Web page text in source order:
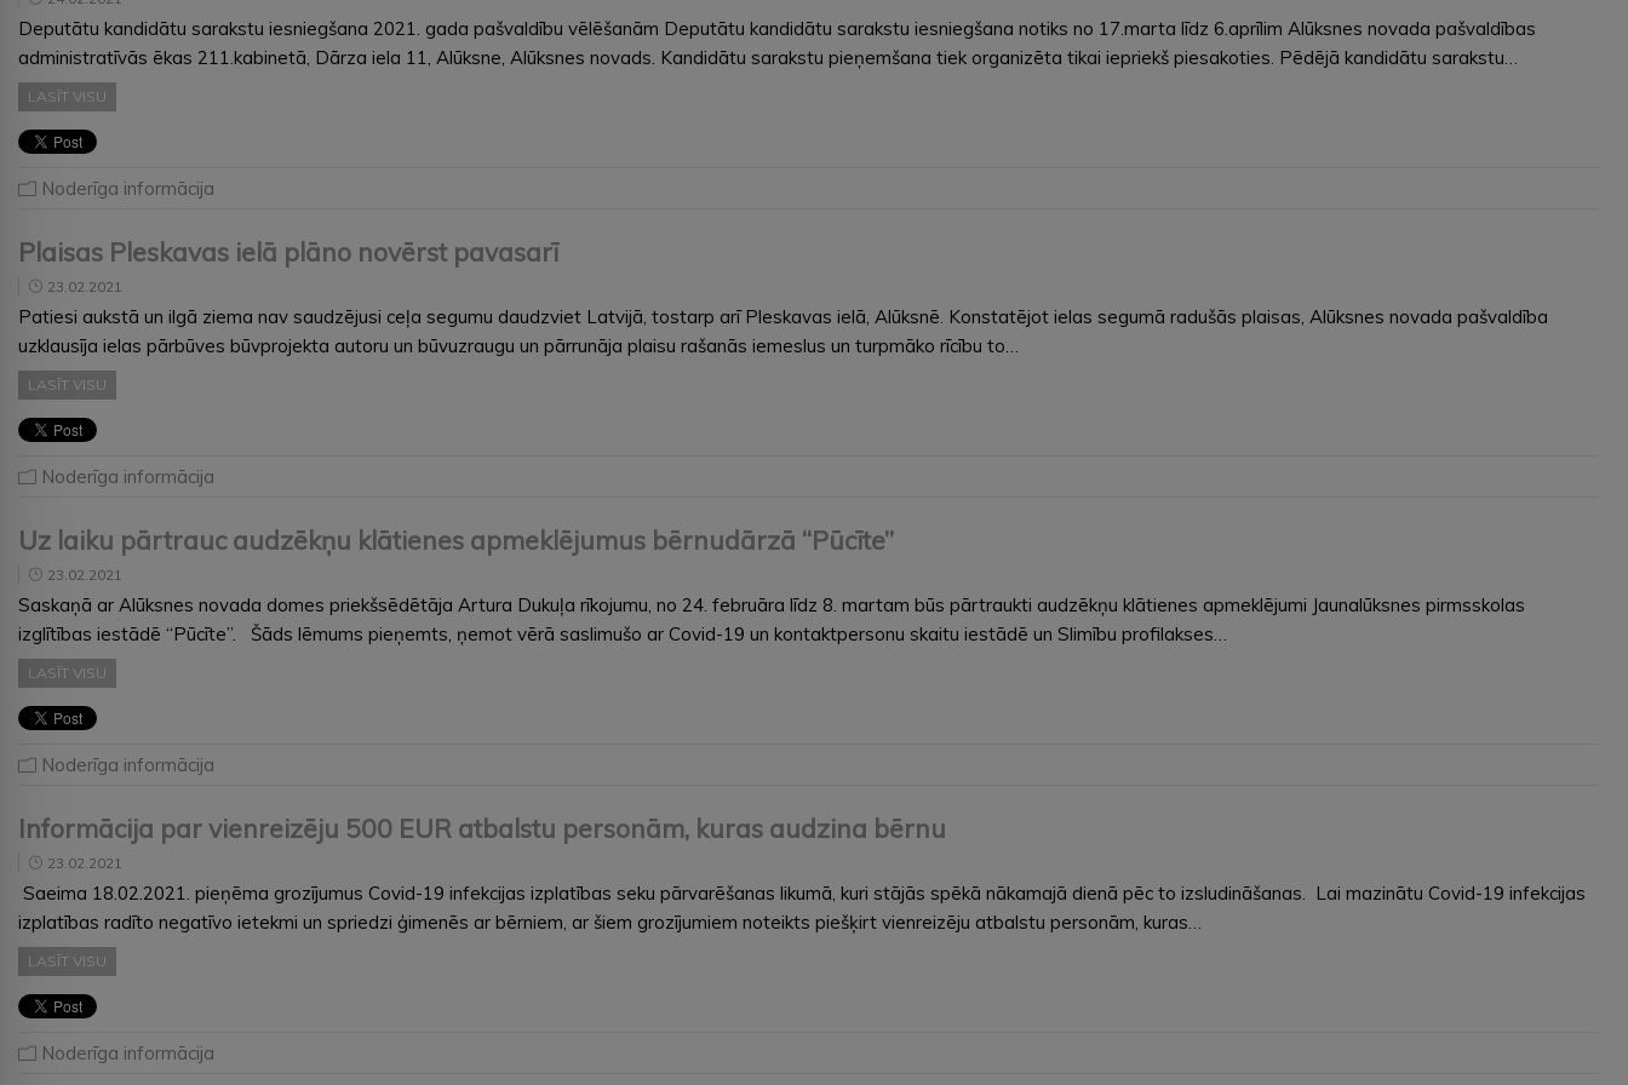
Deputātu kandidātu sarakstu iesniegšana 2021. gada pašvaldību vēlēšanām Deputātu kandidātu sarakstu iesniegšana notiks no 17.marta līdz 6.aprīlim Alūksnes novada pašvaldības
administratīvās ēkas 211.kabinetā, Dārza iela 11, Alūksne, Alūksnes novads. Kandidātu sarakstu pieņemšana tiek organizēta tikai iepriekš piesakoties. Pēdējā kandidātu sarakstu…
LASĪT VISU
Noderīga informācija
Plaisas Pleskavas ielā plāno novērst pavasarī
23.02.2021
Patiesi aukstā un ilgā ziema nav saudzējusi ceļa segumu daudzviet Latvijā, tostarp arī Pleskavas ielā, Alūksnē. Konstatējot ielas segumā radušās plaisas, Alūksnes novada pašvaldība
uzklausīja ielas pārbūves būvprojekta autoru un būvuzraugu un pārrunāja plaisu rašanās iemeslus un turpmāko rīcību to…
LASĪT VISU
Noderīga informācija
Uz laiku pārtrauc audzēkņu klātienes apmeklējumus bērnudārzā “Pūcīte”
23.02.2021
Saskaņā ar Alūksnes novada domes priekšsēdētāja Artura Dukuļa rīkojumu, no 24. februāra līdz 8. martam būs pārtraukti audzēkņu klātienes apmeklējumi Jaunalūksnes pirmsskolas
izglītības iestādē “Pūcīte”. Šāds lēmums pieņemts, ņemot vērā saslimušo ar Covid-19 un kontaktpersonu skaitu iestādē un Slimību profilakses…
LASĪT VISU
Noderīga informācija
Informācija par vienreizēju 500 EUR atbalstu personām, kuras audzina bērnu
23.02.2021
Saeima 18.02.2021. pieņēma grozījumus Covid-19 infekcijas izplatības seku pārvarēšanas likumā, kuri stājās spēkā nākamajā dienā pēc to izsludināšanas. Lai mazinātu Covid-19 infekcijas
izplatības radīto negatīvo ietekmi un spriedzi ģimenēs ar bērniem, ar šiem grozījumiem noteikts piešķirt vienreizēju atbalstu personām, kuras…
LASĪT VISU
Noderīga informācija